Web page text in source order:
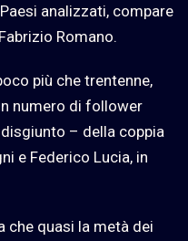
analizzati, compare
Romano.
più che trentenne,
numero di follower
– della coppia
e Federico Lucia, in
che quasi la metà dei